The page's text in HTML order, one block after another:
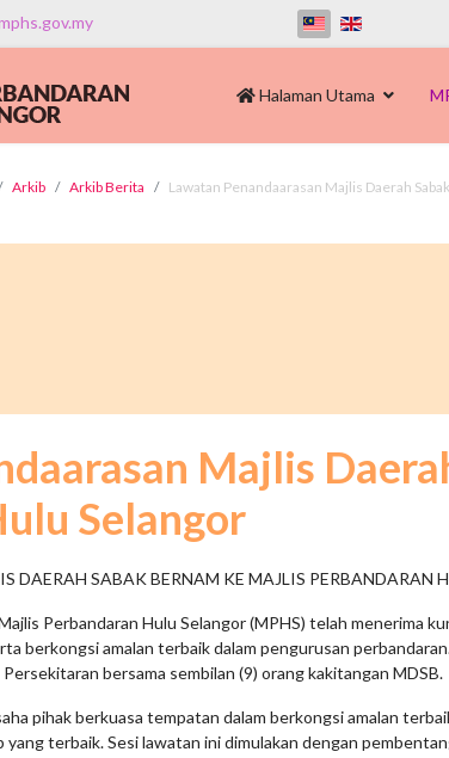
Halaman Utama
Arkib Arkib Berita Lawatan Penandaarasan Majlis Daerah
Majlis
Selangor
DAERAH SABAK BERNAM KE MAJLIS PERBANDARAN
Perbandaran Hulu Selangor (MPHS) telah menerima
berkongsi amalan terbaik dalam pengurusan
bersama sembilan (9) orang kakitangan MDSB.
pihak berkuasa tempatan dalam berkongsi amalan
terbaik. Sesi lawatan ini dimulakan dengan